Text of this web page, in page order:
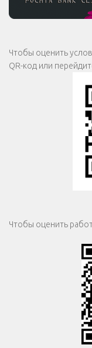
Чтобы оценить
QR-код или
Чтобы оценить